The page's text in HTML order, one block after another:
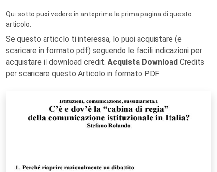
Qui sotto puoi vedere in anteprima la prima pagina di questo
articolo.
Se questo articolo ti interessa, lo puoi acquistare (e
scaricare in formato pdf) seguendo le facili indicazioni per
acquistare il download credit. Acquista Download Credits
per scaricare questo Articolo in formato PDF